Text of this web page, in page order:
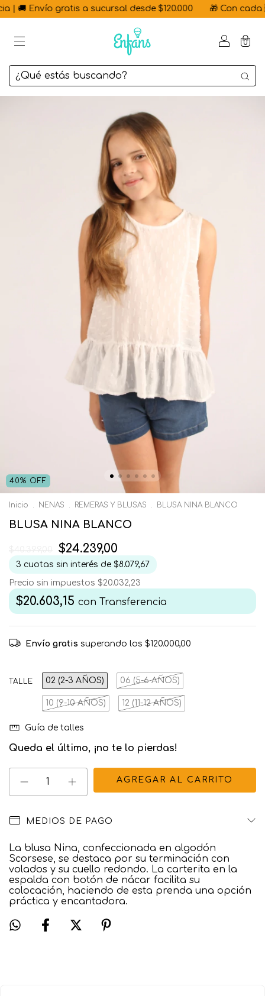
Envío gratis a sucursal desde $120.000 🎁 Con cada
0
40% OFF
Inicio . NENAS . REMERAS Y BLUSAS . BLUSA NINA BLANCO
BLUSA NINA BLANCO
$24.239,00
3 cuotas sin interés de $8.079,67
Precio sin impuestos $20.032,23
$20.603,15 con Transferencia
Envío gratis superando los $120.000,00
TALLE 02 (2-3 AÑOS) 06 (5-6 AÑOS)
10 (9-10 AÑOS) 12 (11-12 AÑOS)
Guía de talles
Queda el último, ¡no te lo pierdas!
MEDIOS DE PAGO
La blusa Nina, confeccionada en algodón
Scorsese, se destaca por su terminación con
volados y su cuello redondo. La carterita en la
espalda con botón de nácar facilita su
colocación, haciendo de esta prenda una opción
práctica y encantadora.